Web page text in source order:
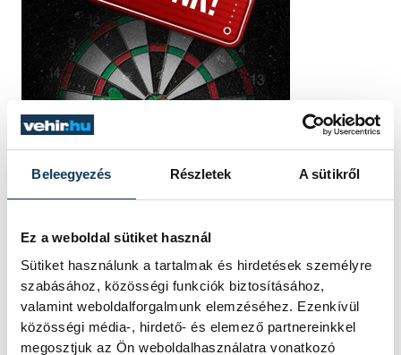
Beleegyezés Részletek A sütikről
Ez a weboldal sütiket használ
Sütiket használunk a tartalmak és hirdetések személyre
szabásához, közösségi funkciók biztosításához,
valamint weboldalforgalmunk elemzéséhez. Ezenkívül
közösségi média-, hirdető- és elemező partnereinkkel
megosztjuk az Ön weboldalhasználatra vonatkozó